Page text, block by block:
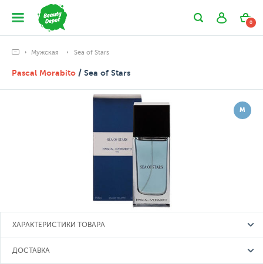
0
Мужская Sea of Stars
Pascal Morabito / Sea of Stars
М
ХАРАКТЕРИСТИКИ ТОВАРА
ДОСТАВКА